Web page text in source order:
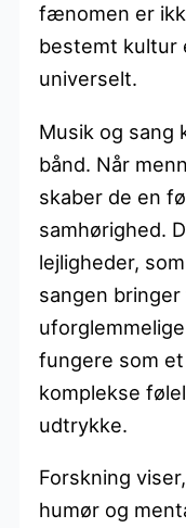
fænomen er
bestemt kultur
universelt.
Musik og sang
bånd. Når
skaber de en
samhørighed.
lejligheder,
sangen
fungere som
komplekse
udtrykke.
Forskning
humør og